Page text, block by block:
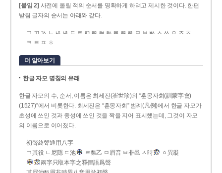
[붙임 2] 사전에 올릴 적의 순서를 명확하게 하려고 제시한 것이다. 한편
받침 글자의 순서는 아래와 같다.
ㄱ ㄲ ㄳ ㄴ ㄵ ㄶ ㄷ ㄹ ㄺ ㄻ ㄼ ㄽ ㄾ ㄿ ㅀ ㅁ ㅂ ㅄ ㅅ ㅆ ㅇ ㅈ ㅊ
ㅋ ㅌ ㅍ ㅎ
더 알아보기
한글 자모 명칭의 유래
한글 자모의 수, 순서, 이름은 최세진(崔世珍)의 “훈몽자회(訓蒙字會)
(1527)”에서 비롯한다. 최세진은 “훈몽자회” 범례(凡例)에서 한글 자모가
초성에 쓰인 것과 종성에 쓰인 것을 짝을 지어 표시했는데, 그것이 자모
의 이름으로 이어졌다.
初聲終聲通用八字
ㄱ其役 ㄴ尼隱 ㄷ池
ㄹ梨乙 ㅁ眉音 ㅂ非邑 ㅅ時
ㆁ異凝
兩字只取本字之釋俚語爲聲